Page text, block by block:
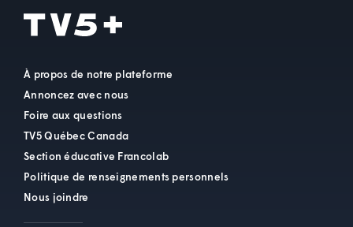
À propos de notre plateforme
Annoncez avec nous
Foire aux questions
TV5 Québec Canada
Section éducative Francolab
Politique de renseignements personnels
Nous joindre